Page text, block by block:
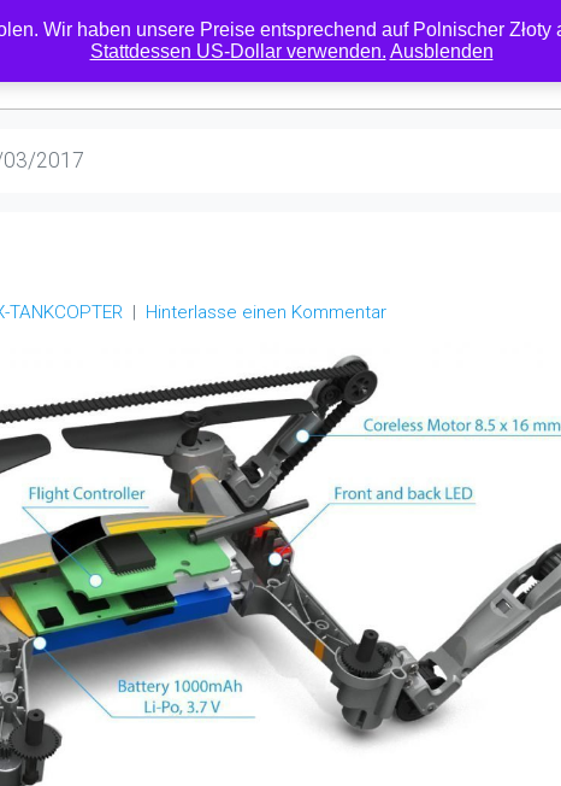
RESELLER DOWNLOADS MEIN KONTO ÜBER KONTAKT
03/2017
TANKCOPTER Hinterlasse einen Kommentar
Wir haben unsere Preise entsprechend auf Polnischer
Stattdessen US-Dollar verwenden. Ausblenden